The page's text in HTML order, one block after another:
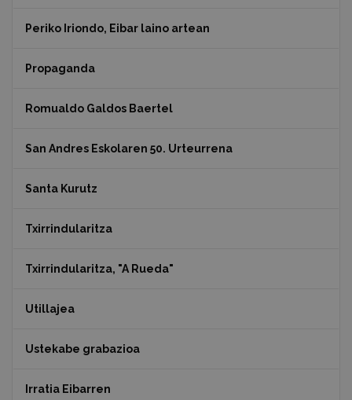
Periko Iriondo, Eibar laino artean
Propaganda
Romualdo Galdos Baertel
San Andres Eskolaren 50. Urteurrena
Santa Kurutz
Txirrindularitza
Txirrindularitza, "A Rueda"
Utillajea
Ustekabe grabazioa
Irratia Eibarren